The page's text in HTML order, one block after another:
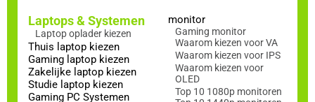
Laptops & Systemen
Laptop oplader kiezen
Thuis laptop kiezen
Gaming laptop kiezen
Zakelijke laptop kiezen
Studie laptop kiezen
Gaming PC Systemen
monitor
Gaming monitor
Waarom kiezen voor VA
Waarom kiezen voor IPS
Waarom kiezen voor
OLED
Top 10 1080p monitoren